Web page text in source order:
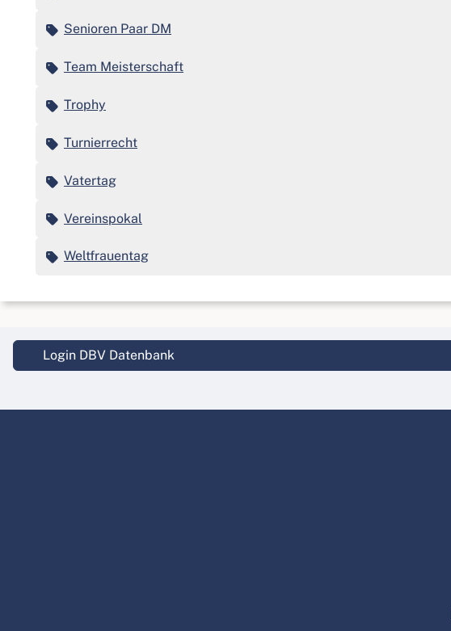
Senioren Paar DM
Team Meisterschaft
Trophy
Turnierrecht
Vatertag
Vereinspokal
Weltfrauentag
Login DBV Datenbank